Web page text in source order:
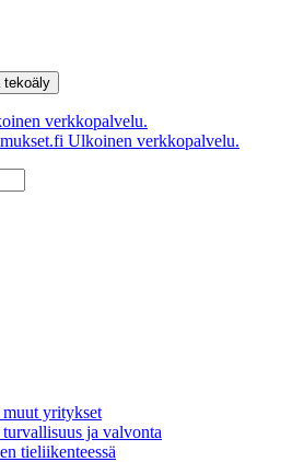
tekoäly
verkkopalvelu.
Ulkoinen verkkopalvelu.
yritykset
ja valvonta
tieliikenteessä